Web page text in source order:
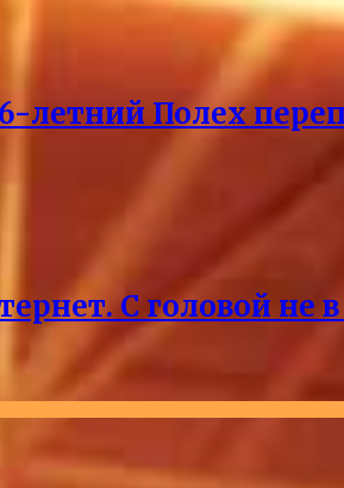
летний Полех
С головой не